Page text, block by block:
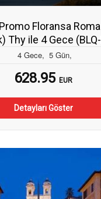
Floransa
Thy ile 4 Gece
4 Gece, 5 Gün,
628.95 EUR
Detayları Göster